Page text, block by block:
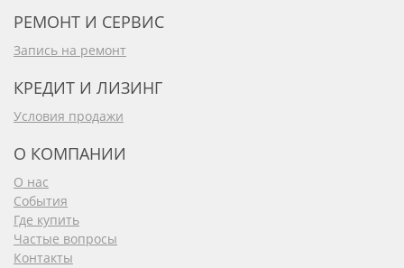
РЕМОНТ И СЕРВИС
Запись на ремонт
КРЕДИТ И ЛИЗИНГ
Условия продажи
О КОМПАНИИ
О нас
События
Где купить
Частые вопросы
Контакты